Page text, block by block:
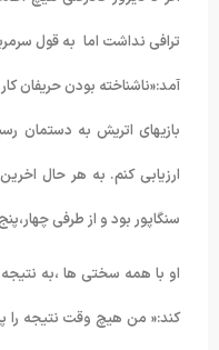
ترافی نداشت اما به قول
آمد:«ناشناخته بودن حریفان
بازیهای اتریش به دستمان
سنگاپور بود و از طرفی
او با همه سختی ها ،به
کند:« من هیچ وقت نتیجه را